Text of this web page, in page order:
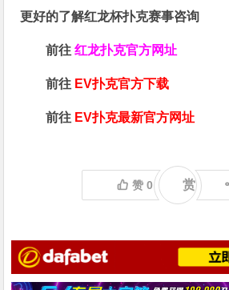
更好的了解红龙杯扑克赛事咨询
前往红龙扑克官方网址
前往 EV扑克官方下载
前往 EV扑克最新官方网址
赞0 赏